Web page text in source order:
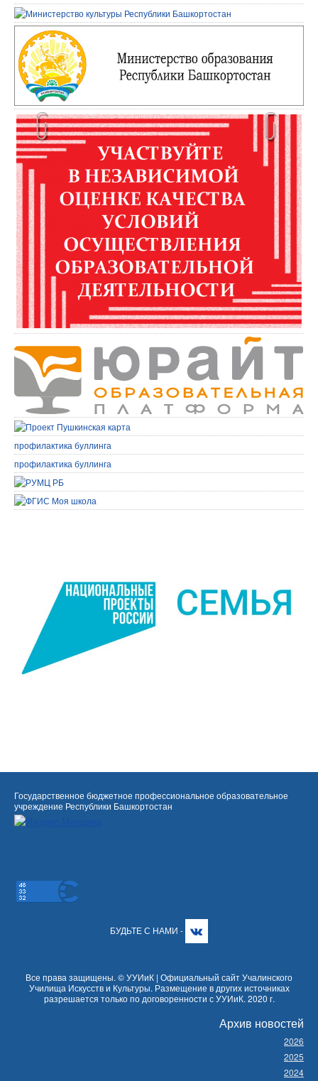
профилактика буллинга
профилактика буллинга
Государственное бюджетное профессиональное образовательное
учреждение Республики Башкортостан
БУДЬТЕ С НАМИ -
Все права защищены. © УУИиК | Официальный сайт Учалинского
Училища Искусств и Культуры. Размещение в других источниках
разрешается только по договоренности с УУИиК. 2020 г.
Архив новостей
2026
2025
2024